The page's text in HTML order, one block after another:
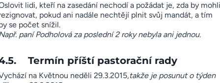
lidi, kteří na zasedání nechodí a požádat je, zda by mohli
pokud ani nadále nechtějí plnit svůj mandát, a tím
se počet snížil.
paní Podholová za poslední 2 roky nebyla ani jednou.
Termín příští pastorační rady
na Květnou neděli 29.3.2015,takže je posunut o týden